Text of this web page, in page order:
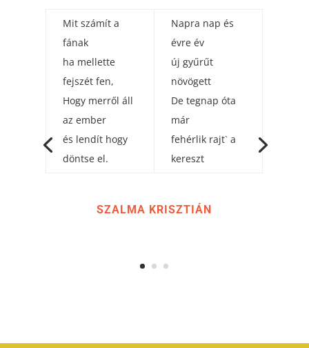
Mit számít a
fának
ha mellette
fejszét fen,
Hogy merről áll
az ember
és lendít hogy
döntse el.
Napra nap és
évre év
új gyűrűt
növögett
De tegnap óta
már
fehérlik rajt` a
kereszt
SZALMA KRISZTIÁN